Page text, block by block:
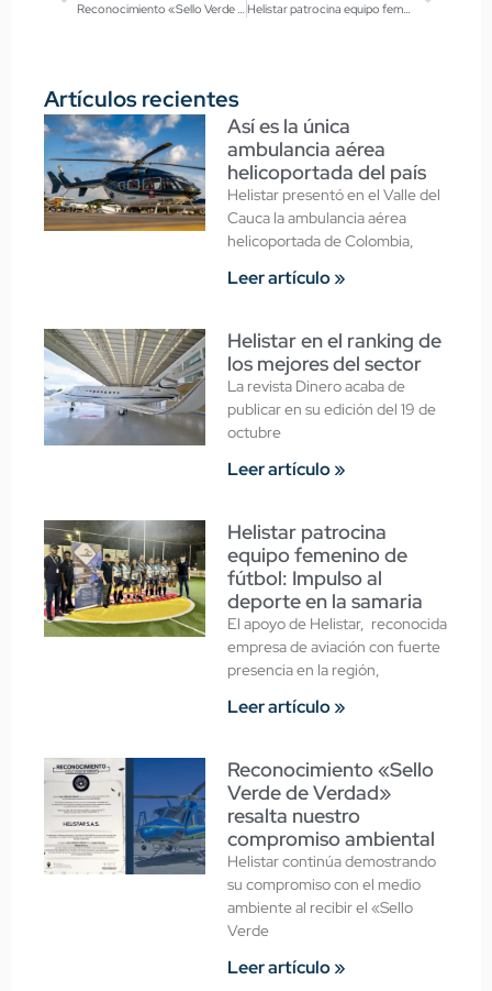
Artículos recientes
Así es la única
ambulancia aérea
helicoportada del país
Helistar presentó en el Valle del
Cauca la ambulancia aérea
helicoportada de Colombia,
Leer artículo »
Helistar en el ranking de
los mejores del sector
La revista Dinero acaba de
publicar en su edición del 19 de
octubre
Leer artículo »
Helistar patrocina
equipo femenino de
fútbol: Impulso al
deporte en la samaria
El apoyo de Helistar, reconocida
empresa de aviación con fuerte
presencia en la región,
Leer artículo »
Reconocimiento «Sello
Verde de Verdad»
resalta nuestro
compromiso ambiental
Helistar continúa demostrando
su compromiso con el medio
ambiente al recibir el «Sello
Verde
Leer artículo »
Reconocimiento «Sello Verde de Verdad» resalta nuestro compromiso ambiental Helistar patrocina equipo femenino de fútbol: Impulso al deporte en la samaria